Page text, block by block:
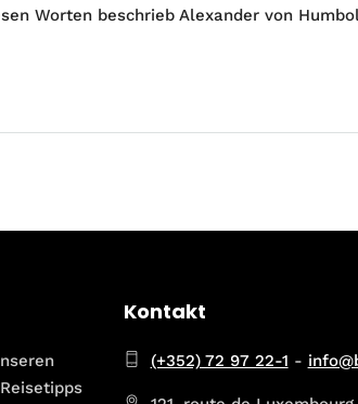
Worten beschrieb Alexander von
Kontakt
(+352) 72 97 22-1 -